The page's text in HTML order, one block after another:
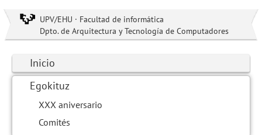
UPV/EHU · Facultad de informática
Dpto. de Arquitectura y Tecnología de Computadores
Inicio
Egokituz
XXX aniversario
Comités